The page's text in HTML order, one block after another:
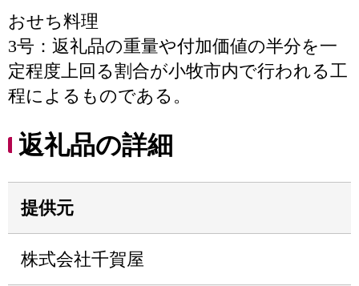
おせち料理
3号：返礼品の重量や付加価値の半分を一
定程度上回る割合が小牧市内で行われる工
程によるものである。
返礼品の詳細
提供元
株式会社千賀屋